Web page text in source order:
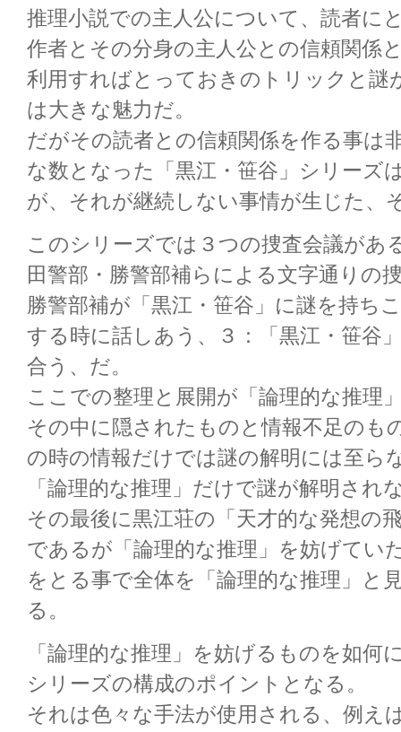
推理小説での主人公について、読者に
作者とその分身の主人公との信頼関係
利用すればとっておきのトリックと謎
は大きな魅力だ。
だがその読者との信頼関係を作る事は
な数となった「黒江・笹谷」シリーズ
が、それが継続しない事情が生じた、
このシリーズでは３つの捜査会議があ
田警部・勝警部補らによる文字通りの
勝警部補が「黒江・笹谷」に謎を持ち
する時に話しあう、３：「黒江・笹谷
合う、だ。
ここでの整理と展開が「論理的な推理
その中に隠されたものと情報不足のも
の時の情報だけでは謎の解明には至ら
「論理的な推理」だけで謎が解明され
その最後に黒江荘の「天才的な発想の
であるが「論理的な推理」を妨げてい
をとる事で全体を「論理的な推理」と
る。
「論理的な推理」を妨げるものを如何
シリーズの構成のポイントとなる。
それは色々な手法が使用される、例え